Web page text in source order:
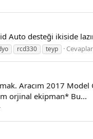
desteği ikiside
rcd330 teyp
Aracım 2017
orjinal ekipman* Bu...